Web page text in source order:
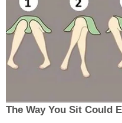
The Way You Sit Could